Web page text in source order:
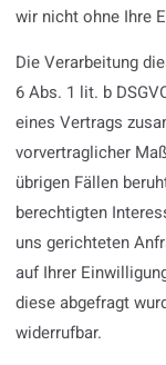
wir nicht ohne Ihre
Die Verarbeitung
6 Abs. 1 lit. b
eines Vertrags
vorvertraglicher
übrigen Fällen
berechtigten
uns gerichteten
auf Ihrer
diese abgefragt
widerrufbar.